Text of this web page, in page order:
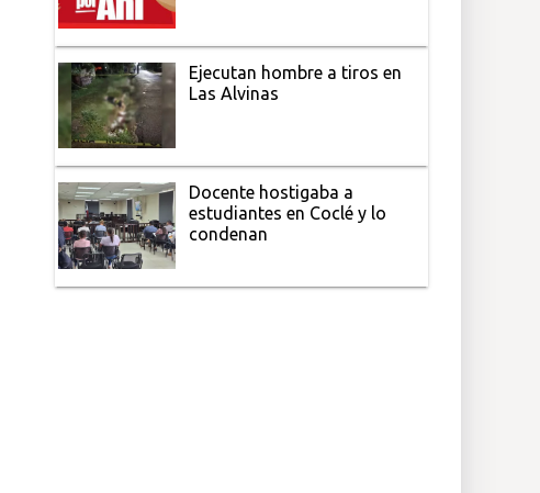
Ejecutan hombre a tiros en
Las Alvinas
Docente hostigaba a
estudiantes en Coclé y lo
condenan